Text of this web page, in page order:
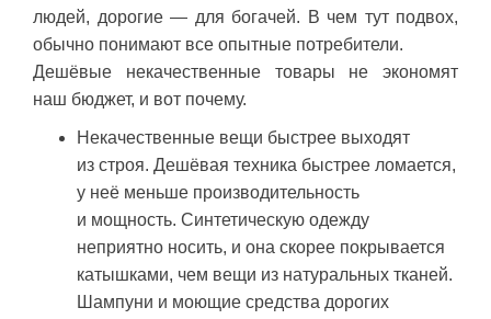
людей, дорогие — для богачей. В чем тут подвох,
обычно понимают все опытные потребители.
Дешёвые некачественные товары не экономят
наш бюджет, и вот почему.
Некачественные вещи быстрее выходят
из строя. Дешёвая техника быстрее ломается,
у неё меньше производительность
и мощность. Синтетическую одежду
неприятно носить, и она скорее покрывается
катышками, чем вещи из натуральных тканей.
Шампуни и моющие средства дорогих